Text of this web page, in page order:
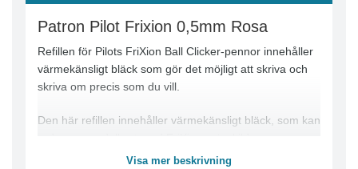
Patron Pilot Frixion 0,5mm Rosa
Refillen för Pilots FriXion Ball Clicker-pennor innehåller
värmekänsligt bläck som gör det möjligt att skriva och
skriva om precis som du vill.
Den här refillen innehåller värmekänsligt bläck, som kan
raderingsspets på pennslutet. Med sin revolutionerande
Visa mer beskrivning